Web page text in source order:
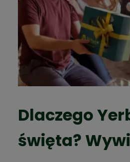
Dlaczego
święta?